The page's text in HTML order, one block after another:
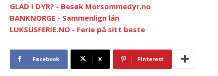
GLAD I DYR? - Besøk Morsommedyr.no
BANKNORGE - Sammenlign lån
LUKSUSFERIE.NO - Ferie på sitt beste
Facebook X Pinterest